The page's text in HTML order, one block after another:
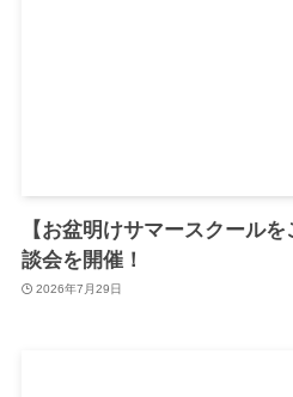
【お盆明けサマースクール
談会を開催！
2026年7月29日